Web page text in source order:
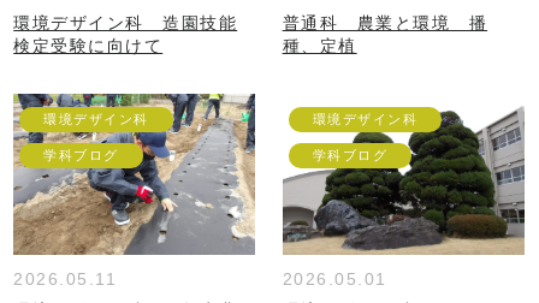
環境デザイン科 造園技能
検定受験に向けて
普通科 農業と環境 播
種、定植
環境デザイン科
学科ブログ
2026.05.11
環境デザイン科
学科ブログ
2026.05.01